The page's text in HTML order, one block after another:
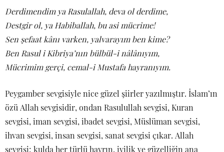
Derdimendim ya Rasulallah, deva ol derdime,
Destgir ol, ya Habiballah, bu asi mücrime!
Sen şefaat kânı varken, yalvarayım ben kime?
Ben Rasul i Kibriya’nın bülbül-i nâlânıyım,
Mücrimim gerçi, cemal-i Mustafa hayranıyım.
Peygamber sevgisiyle nice güzel şiirler yazılmıştır. İslam’ın
özü Allah sevgisidir, ondan Rasulullah sevgisi, Kuran
sevgisi, iman sevgisi, ibadet sevgisi, Müslüman sevgisi,
ihvan sevgisi, insan sevgisi, sanat sevgisi çıkar. Allah
sevgisi; kulda her türlü hayrın, iyilik ve güzelliğin ana